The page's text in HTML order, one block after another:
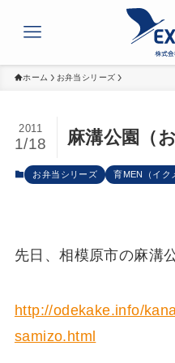
ホーム お弁当シリーズ
麻溝公園（
2011
1/18
お弁当シリーズ 育MEN（イク
先日、相模原市の麻溝
http://odekake.info/
samizo.html